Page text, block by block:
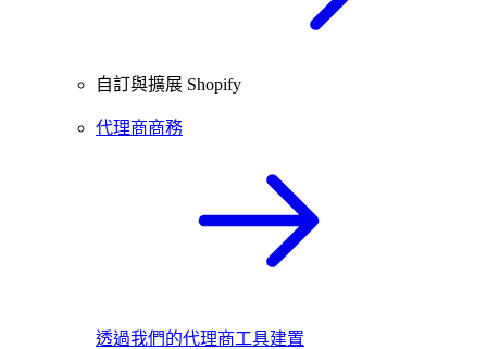
自訂與擴展 Shopify
代理商商務
透過我們的代理商工具建置